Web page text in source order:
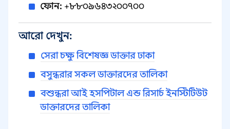
ফোন: +৮৮০৯৬৪৩২০০৭০০
আরো দেখুন:
সেরা চক্ষু বিশেষজ্ঞ ডাক্তার ঢাকা
বসুন্ধরার সকল ডাক্তারদের তালিকা
বশুন্ধরা আই হসপিটাল এন্ড রিসার্চ ইনস্টিটিউট
ডাক্তারদের তালিকা